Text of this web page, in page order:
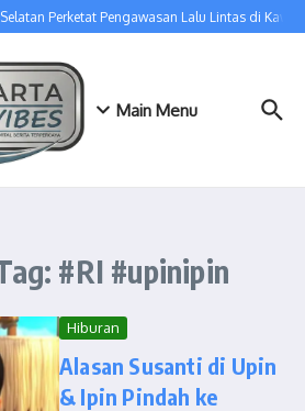
Perketat Pengawasan Lalu Lintas di
Main Menu
#RI #upinipin
Hiburan
Alasan Susanti di Upin
& Ipin Pindah ke